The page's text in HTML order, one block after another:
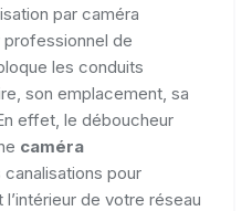
par caméra
de
les conduits
son emplacement, sa
effet, le déboucheur
caméra
canalisations pour
de votre réseau